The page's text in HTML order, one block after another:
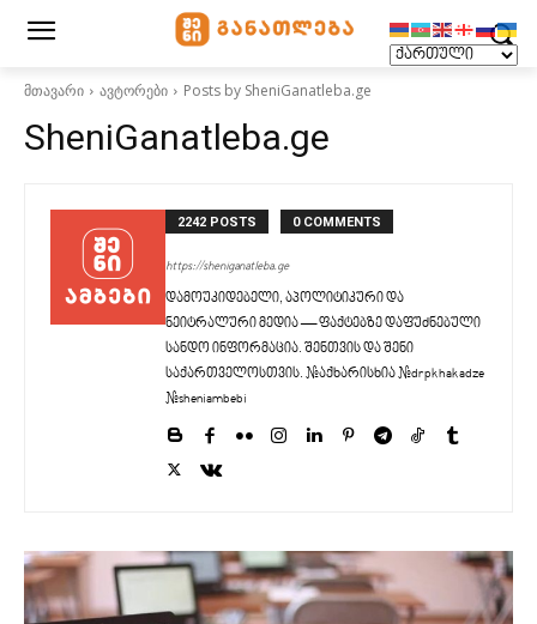
მთავარი ავტორები Posts by SheniGanatleba.ge
SheniGanatleba.ge
2242 POSTS 0 COMMENTS
https://sheniganatleba.ge
დამოუკიდებელი, აპოლიტიკური და
ნეიტრალური მედია — ფაქტებზე დაფუძნებული
სანდო ინფორმაცია. შენთვის და შენი
საქართველოსთვის. #აქხარისხია #drpkhakadze
#sheniambebi